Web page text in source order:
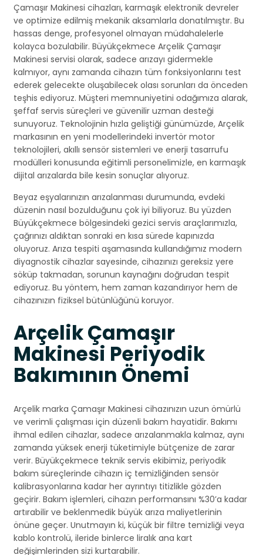
Çamaşır Makinesi cihazları, karmaşık elektronik devreler
ve optimize edilmiş mekanik aksamlarla donatılmıştır. Bu
hassas denge, profesyonel olmayan müdahalelerle
kolayca bozulabilir. Büyükçekmece Arçelik Çamaşır
Makinesi servisi olarak, sadece arızayı gidermekle
kalmıyor, aynı zamanda cihazın tüm fonksiyonlarını test
ederek gelecekte oluşabilecek olası sorunları da önceden
teşhis ediyoruz. Müşteri memnuniyetini odağımıza alarak,
şeffaf servis süreçleri ve güvenilir uzman desteği
sunuyoruz. Teknolojinin hızla geliştiği günümüzde, Arçelik
markasının en yeni modellerindeki invertör motor
teknolojileri, akıllı sensör sistemleri ve enerji tasarrufu
modülleri konusunda eğitimli personelimizle, en karmaşık
dijital arızalarda bile kesin sonuçlar alıyoruz.
Beyaz eşyalarınızın arızalanması durumunda, evdeki
düzenin nasıl bozulduğunu çok iyi biliyoruz. Bu yüzden
Büyükçekmece bölgesindeki gezici servis araçlarımızla,
çağrınızı aldıktan sonraki en kısa sürede kapınızda
oluyoruz. Arıza tespiti aşamasında kullandığımız modern
diyagnostik cihazlar sayesinde, cihazınızı gereksiz yere
söküp takmadan, sorunun kaynağını doğrudan tespit
ediyoruz. Bu yöntem, hem zaman kazandırıyor hem de
cihazınızın fiziksel bütünlüğünü koruyor.
Arçelik Çamaşır
Makinesi Periyodik
Bakımının Önemi
Arçelik marka Çamaşır Makinesi cihazınızın uzun ömürlü
ve verimli çalışması için düzenli bakım hayatidir. Bakımı
ihmal edilen cihazlar, sadece arızalanmakla kalmaz, aynı
zamanda yüksek enerji tüketimiyle bütçenize de zarar
verir. Büyükçekmece teknik servis ekibimiz, periyodik
bakım süreçlerinde cihazın iç temizliğinden sensör
kalibrasyonlarına kadar her ayrıntıyı titizlikle gözden
geçirir. Bakım işlemleri, cihazın performansını %30’a kadar
artırabilir ve beklenmedik büyük arıza maliyetlerinin
önüne geçer. Unutmayın ki, küçük bir filtre temizliği veya
kablo kontrolü, ileride binlerce liralık ana kart
değişimlerinden sizi kurtarabilir.